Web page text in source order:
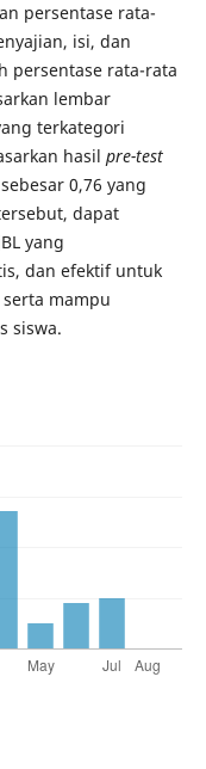
persentase rata-
isi, dan
persentase rata-rata
lembar
terkategori
hasil pre-test
0,76 yang
dapat
yang
dan efektif untuk
mampu
siswa.